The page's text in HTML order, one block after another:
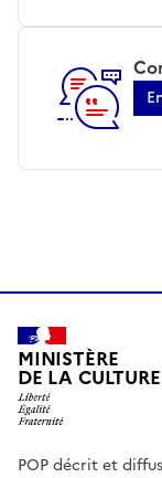
MINISTÈRE
DE LA CULTURE
POP décrit et